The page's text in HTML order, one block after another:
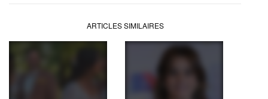
ARTICLES SIMILAIRES